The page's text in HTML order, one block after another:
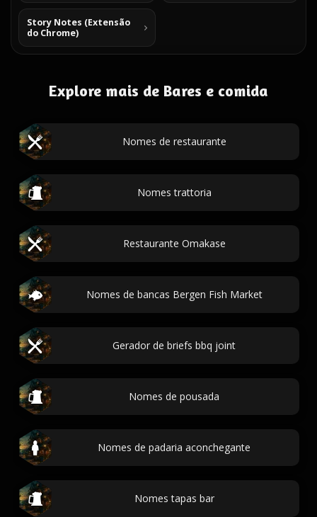
Story Notes (Extensão
do Chrome)
Explore mais de Bares e comida
Nomes de restaurante
Nomes trattoria
Restaurante Omakase
Nomes de bancas Bergen Fish Market
Gerador de briefs bbq joint
Nomes de pousada
Nomes de padaria aconchegante
Nomes tapas bar